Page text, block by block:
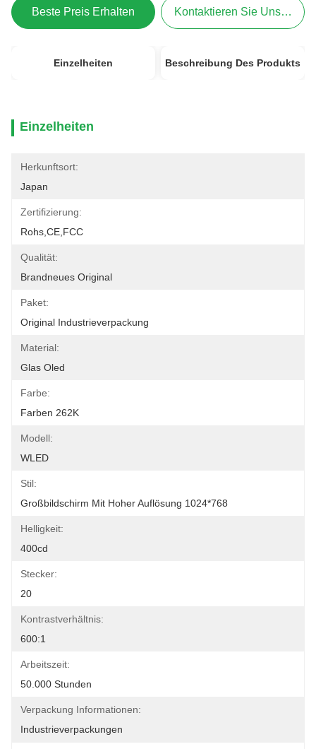
Beste Preis Erhalten Kontaktieren Sie Uns Jetzt
Einzelheiten Beschreibung Des Produkts
Einzelheiten
Herkunftsort:
Japan
Zertifizierung:
Rohs,CE,FCC
Qualität:
Brandneues Original
Paket:
Original Industrieverpackung
Material:
Glas Oled
Farbe:
Farben 262K
Modell:
WLED
Stil:
Großbildschirm Mit Hoher Auflösung 1024*768
Helligkeit:
400cd
Stecker:
20
Kontrastverhältnis:
600:1
Arbeitszeit:
50.000 Stunden
Verpackung Informationen:
Industrieverpackungen